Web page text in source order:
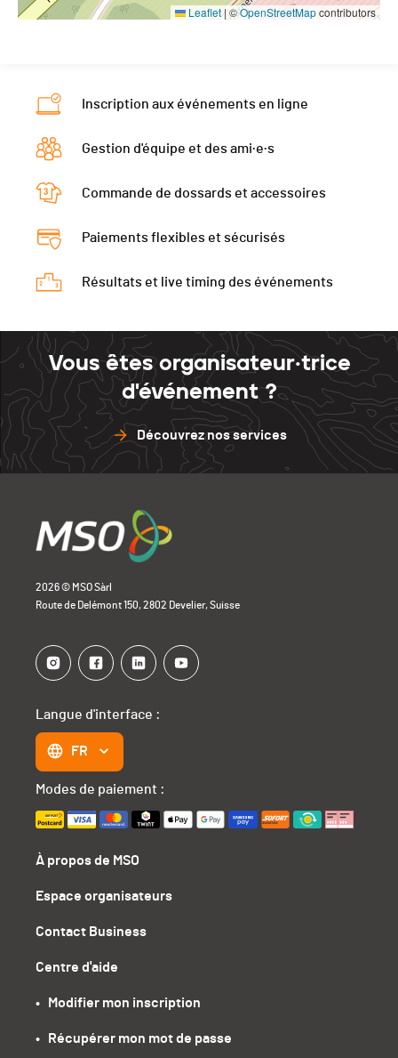
Leaflet|©OpenStreetMapcontributors
Inscription aux événements en ligne
Gestion d'équipe et des ami·e·s
Commande de dossards et accessoires
Paiements flexibles et sécurisés
Résultats et live timing des événements
Vous êtes organisateur·trice
d'événement ?
Découvrez nos services
2026 © MSO Sàrl
Route de Delémont 150, 2802 Develier, Suisse
À propos de MSO
Espace organisateurs
Contact Business
Centre d'aide
•   Modifier mon inscription
•   Récupérer mon mot de passe
Langue d'interface :
FR
Modes de paiement :